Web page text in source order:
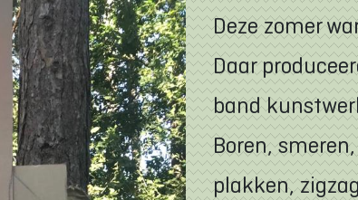
Deze zomer
Daar
band
Boren,
plakken,